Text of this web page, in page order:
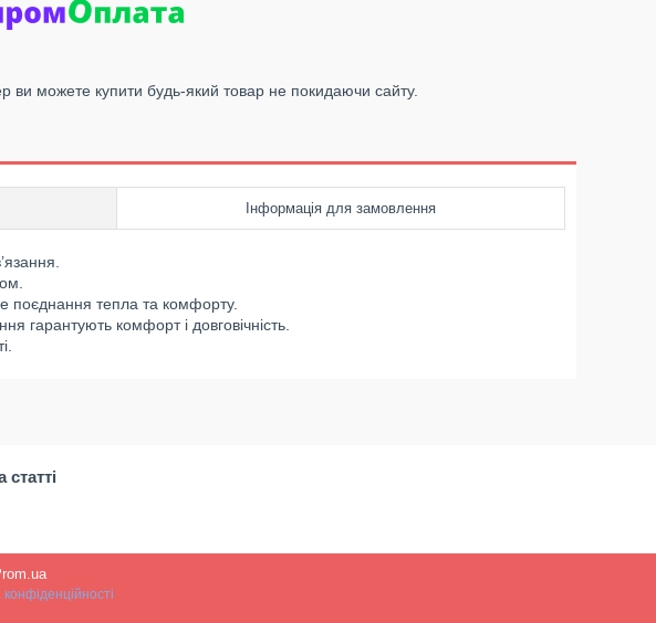
ви можете купити будь-який товар не покидаючи сайту.
Інформація для замовлення
поєднання тепла та комфорту.
гарантують комфорт і довговічність.
конфіденційності